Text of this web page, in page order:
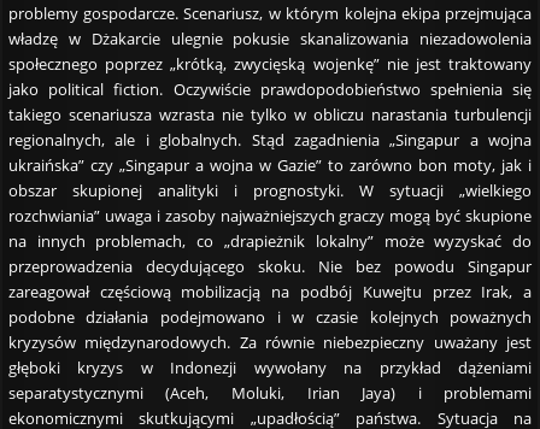
problemy gospodarcze. Scenariusz, w którym kolejna ekipa przejmująca
władzę w Dżakarcie ulegnie pokusie skanalizowania niezadowolenia
społecznego poprzez „krótką, zwycięską wojenkę” nie jest traktowany
jako political fiction. Oczywiście prawdopodobieństwo spełnienia się
takiego scenariusza wzrasta nie tylko w obliczu narastania turbulencji
regionalnych, ale i globalnych. Stąd zagadnienia „Singapur a wojna
ukraińska” czy „Singapur a wojna w Gazie” to zarówno bon moty, jak i
obszar skupionej analityki i prognostyki. W sytuacji „wielkiego
rozchwiania” uwaga i zasoby najważniejszych graczy mogą być skupione
na innych problemach, co „drapieżnik lokalny” może wyzyskać do
przeprowadzenia decydującego skoku. Nie bez powodu Singapur
zareagował częściową mobilizacją na podbój Kuwejtu przez Irak, a
podobne działania podejmowano i w czasie kolejnych poważnych
kryzysów międzynarodowych. Za równie niebezpieczny uważany jest
głęboki kryzys w Indonezji wywołany na przykład dążeniami
separatystycznymi (Aceh, Moluki, Irian Jaya) i problemami
ekonomicznymi skutkującymi „upadłością” państwa. Sytuacja na